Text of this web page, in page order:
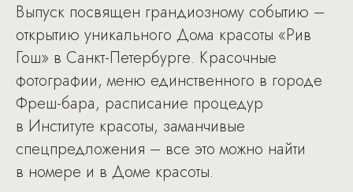
Выпуск посвящен грандиозному событию –
открытию уникального Дома красоты «Рив
Гош» в Санкт-Петербурге. Красочные
фотографии, меню единственного в городе
Фреш-бара, расписание процедур
в Институте красоты, заманчивые
спецпредложения – все это можно найти
в номере и в Доме красоты.